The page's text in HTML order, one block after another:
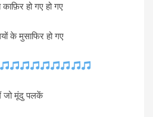
हो गए हो गए
के मुसाफिर हो गए
जो मूंदु पलकें